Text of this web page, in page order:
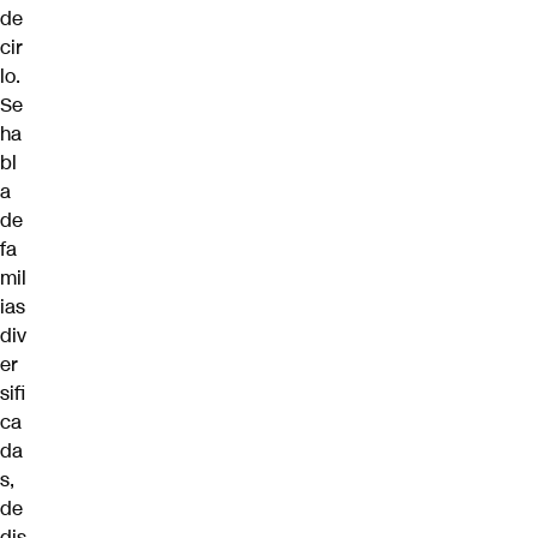
de
cir
lo.
Se
ha
bl
a
de
fa
mil
ias
div
er
sifi
ca
da
s,
de